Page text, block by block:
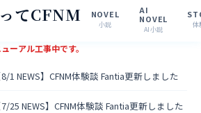
てCFNM NOVEL
小説
AI
NOVEL
AI小説 体
ーアル工事中です。
8/1 NEWS】CFNM体験談 Fantia更新しました
7/25 NEWS】CFNM体験談 Fantia更新しました